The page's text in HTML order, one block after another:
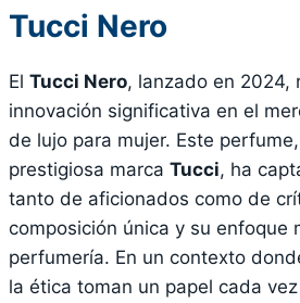
Tucci Nero
El Tucci Nero, lanzado en 2024,
innovación significativa en el
de lujo para mujer. Este
prestigiosa marca Tucci, ha
tanto de aficionados como de
composición única y su enfoque
perfumería. En un contexto
la ética toman un papel cada